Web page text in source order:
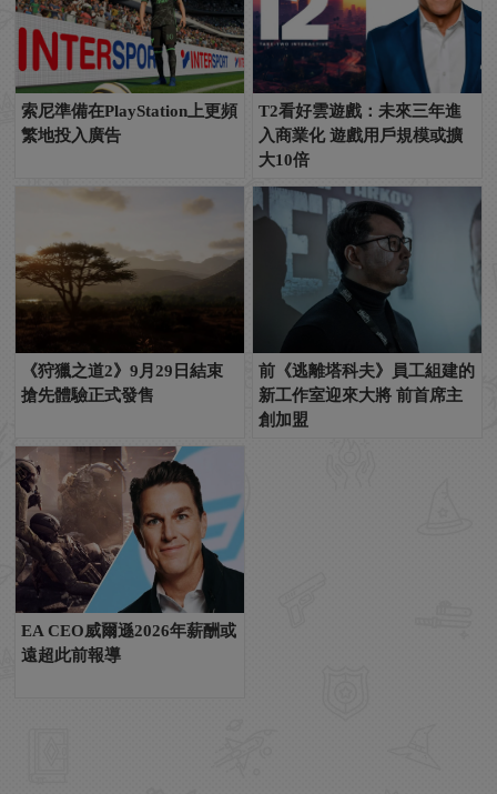
索尼準備在PlayStation上更頻
繁地投入廣告
T2看好雲遊戲：未來三年進
入商業化 遊戲用戶規模或擴
大10倍
《狩獵之道2》9月29日結束
搶先體驗正式發售
前《逃離塔科夫》員工組建的
新工作室迎來大將 前首席主
創加盟
EA CEO威爾遜2026年薪酬或
遠超此前報導